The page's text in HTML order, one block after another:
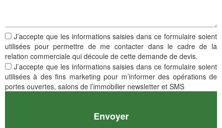
J’accepte que les informations saisies dans ce formulaire soient
utilisées pour permettre de me contacter dans le cadre de la
relation commerciale qui découle de cette demande de devis.
J’accepte que les informations saisies dans ce formulaire soient
utilisées à des fins marketing pour m’informer des opérations de
portes ouvertes, salons de l’immobilier newsletter et SMS